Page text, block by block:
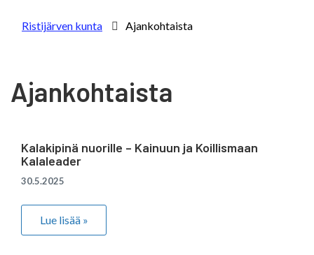
Ristijärven kunta Ajankohtaista
Ajankohtaista
Kalakipinä nuorille – Kainuun ja Koillismaan
Kalaleader
30.5.2025
Lue lisää »